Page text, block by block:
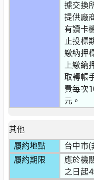
據交換
提供廠
有讀卡
止投標
繳納押
上繳納
取轉帳
費每次
元。
其他
履約地點
台中市(
履約期限
應於機
之日起